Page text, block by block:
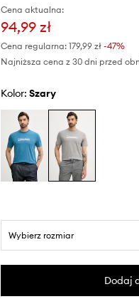
Cena aktualna:
94,99 zł
Cena regularna: 179,99 zł-47%
Najniższa cena z 30 dni przed
Kolor: szary
Wybierz rozmiar
Dodaj